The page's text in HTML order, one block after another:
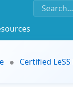
Certified